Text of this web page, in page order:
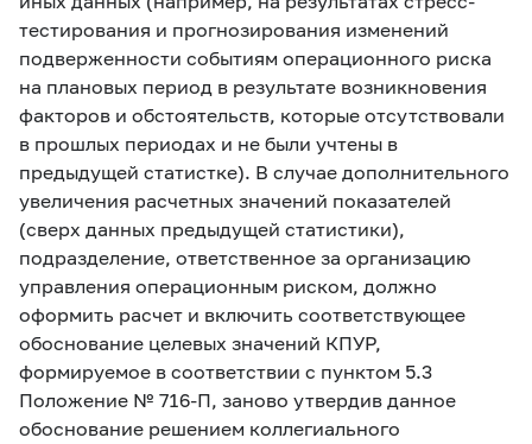
тестирования и прогнозирования изменений
подверженности событиям операционного риска
на плановых период в результате возникновения
факторов и обстоятельств, которые отсутствовали
в прошлых периодах и не были учтены в
предыдущей статистке). В случае дополнительного
увеличения расчетных значений показателей
(сверх данных предыдущей статистики),
подразделение, ответственное за организацию
управления операционным риском, должно
оформить расчет и включить соответствующее
обоснование целевых значений КПУР,
формируемое в соответствии с пунктом 5.3
Положение № 716-П, заново утвердив данное
обоснование решением коллегиального